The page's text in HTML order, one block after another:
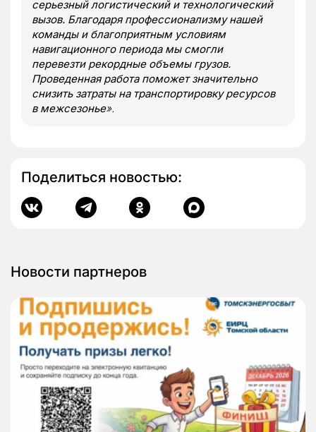
серьезный логистический и технологический
вызов. Благодаря профессионализму нашей
команды и благоприятным условиям
навигационного периода мы смогли
перевезти рекордные объемы грузов.
Проведенная работа поможет значительно
снизить затраты на транспортировку ресурсов
в межсезонье».
Поделиться новостью:
Новости партнеров